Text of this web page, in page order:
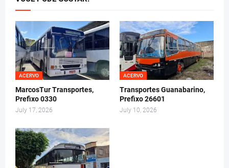
ACERVO
MarcosTur Transportes,
Prefixo 0330
July 17, 2026
ACERVO
Transportes Guanabarino,
Prefixo 26601
July 10, 2026